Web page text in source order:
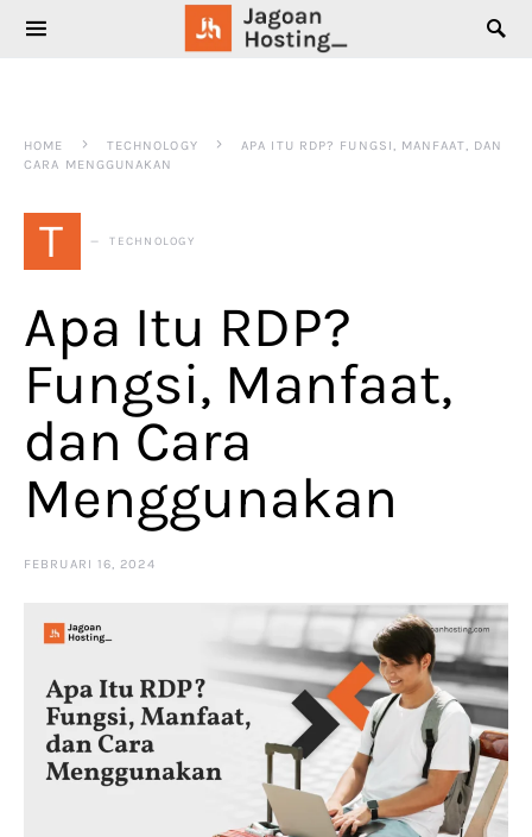
SEARCH FOR:
HOME TECHNOLOGY
APA ITU RDP? FUNGSI, MANFAAT, DAN
CARA MENGGUNAKAN
T TECHNOLOGY
Apa Itu RDP?
Fungsi, Manfaat,
dan Cara
Menggunakan
FEBRUARI 16, 2024